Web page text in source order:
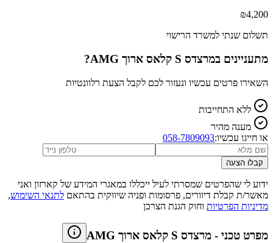
₪4,200
תשלום שנתי למשרד הרישוי
מתעניינים במרצדס S קלאס ארוך AMG ?
השאירו פרטים עכשיו ונעזור לכם לקבל הצעת רלוונטיות
ללא התחייבות
מענה מהיר
או חייגו עכשיו:058-7809093
קבלו הצעה
ידוע לי שהפרטים שמסרתי לעיל ייכללו במאגרי המידע של קארזון ואני
מאשר/ת קבלת דיוורים, פרסומות ופניה שיווקית בהתאם לתנאי השימוש,
מדיניות הפרטיות וחוק הגנת הצרכן
מפרט טכני - מרצדס S קלאס ארוך AMG